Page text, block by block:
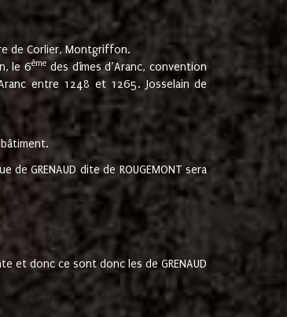
de Corlier, Montgriffon.
le 6ème des dîmes d’Aranc, convention
entre 1248 et 1265. Josselain de
GRENAUD dite de ROUGEMONT sera
et donc ce sont donc les de GRENAUD